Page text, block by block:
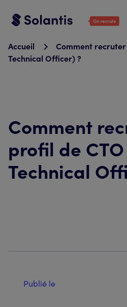
Accueil
Comment
Technical Officer) ?
Comment
profil de
Technical
Publié le